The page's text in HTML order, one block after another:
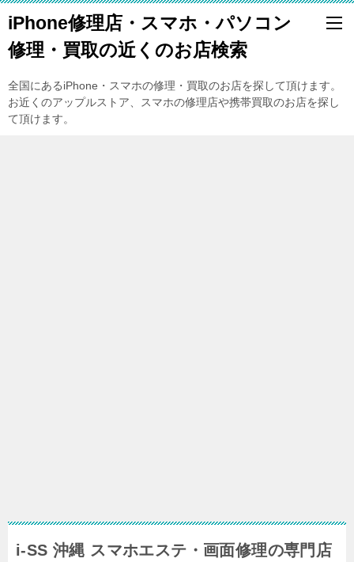
iPhone修理店・スマホ・パソコン
修理・買取の近くのお店検索
全国にあるiPhone・スマホの修理・買取のお店を探して頂けます。
お近くのアップルストア、スマホの修理店や携帯買取のお店を探し
て頂けます。
i-SS 沖縄 スマホエステ・画面修理の専門店